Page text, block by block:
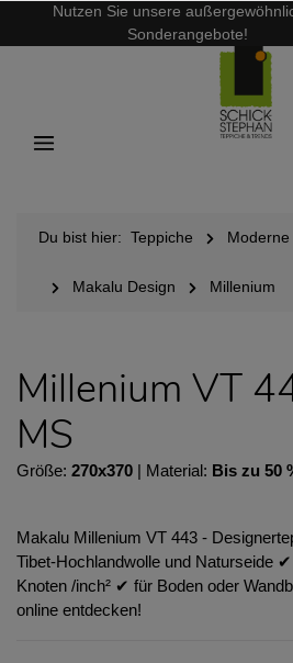
Nutzen Sie unsere
Sonderangebote!
Du bist hier: Teppiche
Makalu Design Millenium
Millenium VT
MS
Größe: 270x370 | Material: Bis zu 50
Makalu Millenium VT 443 -
Tibet-Hochlandwolle und Naturseide
Knoten /inch² ✔︎ für Boden oder
online entdecken!